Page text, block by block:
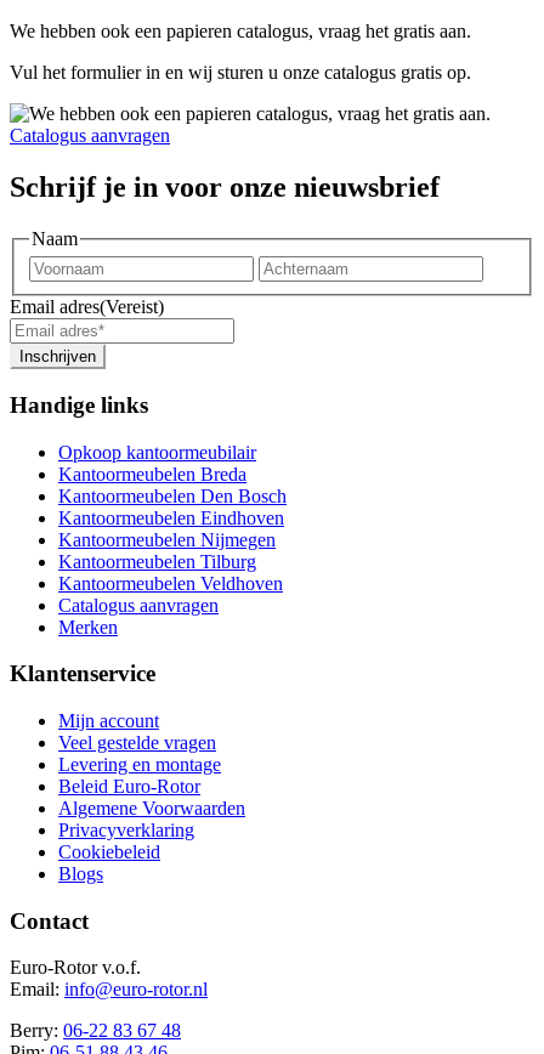
We hebben ook een papieren catalogus, vraag het gratis aan.
Vul het formulier in en wij sturen u onze catalogus gratis op.
Catalogus aanvragen
Schrijf je in voor onze nieuwsbrief
Naam
Voornaam
Email adres(Vereist)
Inschrijven
Handige links
Opkoop kantoormeubilair
Kantoormeubelen Breda
Kantoormeubelen Den Bosch
Kantoormeubelen Eindhoven
Kantoormeubelen Nijmegen
Kantoormeubelen Tilburg
Kantoormeubelen Veldhoven
Catalogus aanvragen
Merken
Klantenservice
Mijn account
Veel gestelde vragen
Levering en montage
Beleid Euro-Rotor
Algemene Voorwaarden
Privacyverklaring
Cookiebeleid
Blogs
Contact
Euro-Rotor v.o.f.
Email: info@euro-rotor.nl
Berry: 06-22 83 67 48